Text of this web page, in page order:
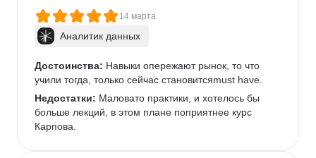
14 марта
Аналитик данных
Достоинства: Навыки опережают рынок, то что
учили тогда, только сейчас становитсяmust have.
Недостатки: Маловато практики, и хотелось бы
больше лекций, в этом плане поприятнее курс
Карпова.